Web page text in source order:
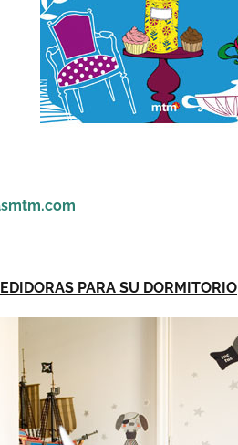
PARA SU DORMITORIO